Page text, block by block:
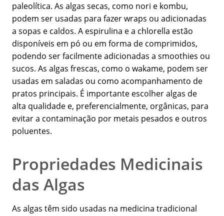
paleolítica. As algas secas, como nori e kombu,
podem ser usadas para fazer wraps ou adicionadas
a sopas e caldos. A espirulina e a chlorella estão
disponíveis em pó ou em forma de comprimidos,
podendo ser facilmente adicionadas a smoothies ou
sucos. As algas frescas, como o wakame, podem ser
usadas em saladas ou como acompanhamento de
pratos principais. É importante escolher algas de
alta qualidade e, preferencialmente, orgânicas, para
evitar a contaminação por metais pesados e outros
poluentes.
Propriedades Medicinais
das Algas
As algas têm sido usadas na medicina tradicional